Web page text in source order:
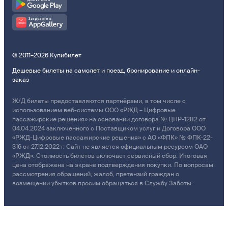
© 2011–2026 Купибилет
Дешевые билеты на самолет и поезд, бронирование и онлайн-
заказ
Ж/Д билеты предоставляются партнёрами, в том числе с
использованием веб-системы ООО «РЖД – Цифровые
пассажирские решения» на основании договора № ЦПР-1282 от
04.04.2024 заключенного с Поставщиком услуг и Договора ООО
«РЖД-Цифровые пассажирские решения» с АО «ФПК» № ФПК-22-
316 от 27.12.2022 г. Сайт не является официальным ресурсом ОАО
«РЖД». Стоимость билетов включает сервисный сбор. Итоговая
цена отображена на экране подтверждения покупки. По вопросам
рассмотрения обращений, жалоб, претензий граждан о
возмещении убытков просим обращаться в Службу Заботы.